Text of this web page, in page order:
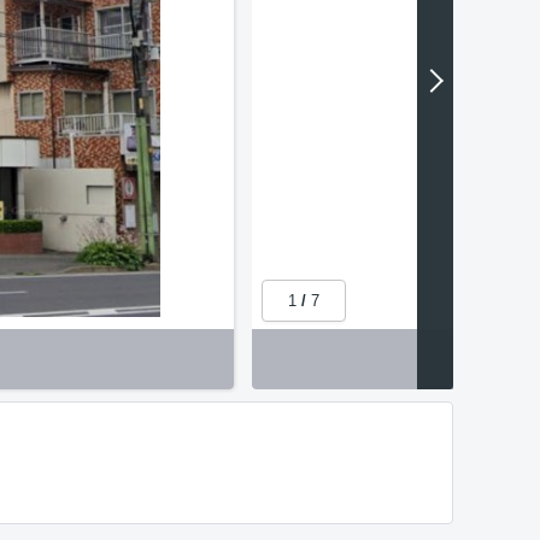
1 / 7